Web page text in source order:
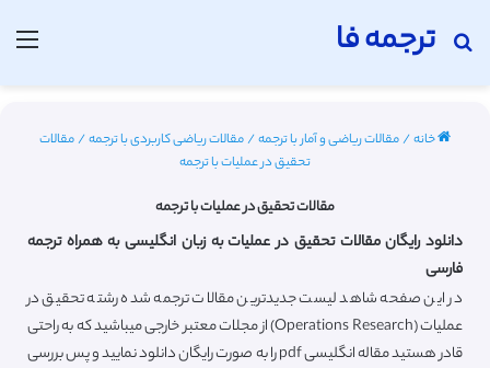
ترجمه فا
جستجو برای
خانه/مقالات ریاضی و آمار با ترجمه/مقالات ریاضی کاربردی با ترجمه/مقالات
تحقیق در عملیات با ترجمه
مقالات تحقیق در عملیات با ترجمه
دانلود رایگان مقالات تحقیق در عملیات به زبان انگلیسی به همراه ترجمه
فارسی
در این صفحه شاهد لیست جدیدترین مقالات ترجمه شده رشته تحقیق در
عملیات (Operations Research) از مجلات معتبر خارجی میباشید که به راحتی
قادر هستید مقاله انگلیسی pdf را به صورت رایگان دانلود نمایید و پس بررسی